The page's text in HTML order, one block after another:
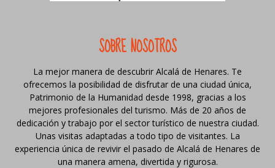
SOBRE NOSOTROS
La mejor manera de descubrir Alcalá de Henares. Te
ofrecemos la posibilidad de disfrutar de una ciudad única,
Patrimonio de la Humanidad desde 1998, gracias a los
mejores profesionales del turismo. Más de 20 años de
dedicación y trabajo por el sector turístico de nuestra ciudad.
Unas visitas adaptadas a todo tipo de visitantes. La
experiencia única de revivir el pasado de Alcalá de Henares de
una manera amena, divertida y rigurosa.